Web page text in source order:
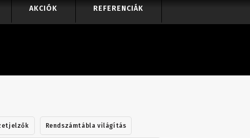
AKCIÓK REFERENCIÁK
Rendszámtábla világítás